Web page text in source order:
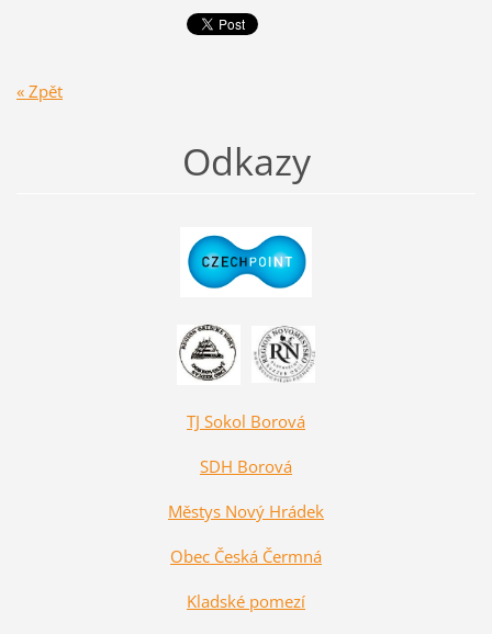
« Zpět
Odkazy
TJ Sokol Borová
SDH Borová
Městys Nový Hrádek
Obec Česká Čermná
Kladské pomezí